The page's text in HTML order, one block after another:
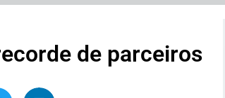
de parceiros